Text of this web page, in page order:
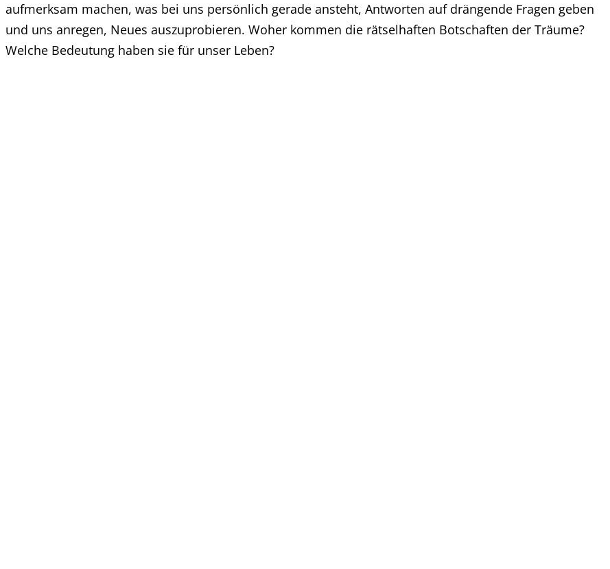
aufmerksam machen, was bei uns persönlich gerade ansteht, Antworten auf drängende Fragen geben
und uns anregen, Neues auszuprobieren. Woher kommen die rätselhaften Botschaften der Träume?
Welche Bedeutung haben sie für unser Leben?